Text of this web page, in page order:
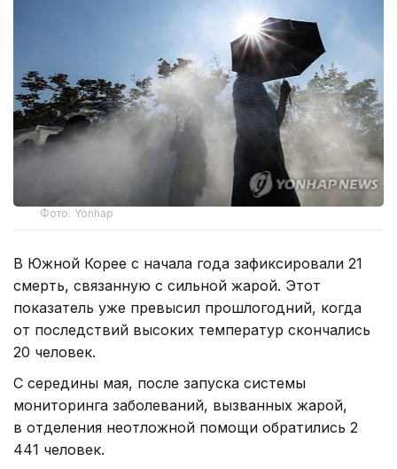
Фото: Yonhap
В Южной Корее с начала года зафиксировали 21
смерть, связанную с сильной жарой. Этот
показатель уже превысил прошлогодний, когда
от последствий высоких температур скончались
20 человек.
С середины мая, после запуска системы
мониторинга заболеваний, вызванных жарой,
в отделения неотложной помощи обратились 2
441 человек.